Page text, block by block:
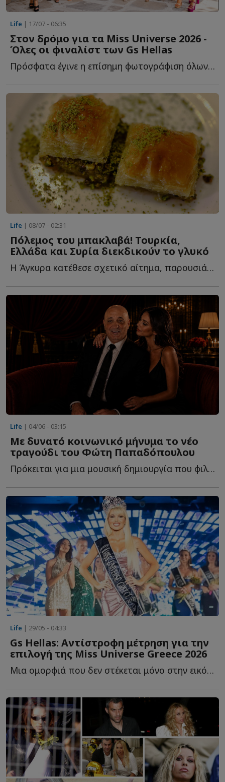
Life | 17/07 - 06:35
Στον δρόμο για τα Miss Universe 2026 -
Όλες οι φιναλίστ των Gs Hellas
Πρόσφατα έγινε η επίσημη φωτογράφιση όλων των φιναλίστ, μ...
Life | 08/07 - 02:31
Πόλεμος του μπακλαβά! Τουρκία,
Ελλάδα και Συρία διεκδικούν το γλυκό
Η Άγκυρα κατέθεσε σχετικό αίτημα, παρουσιάζοντας το γ...
Life | 04/06 - 03:15
Με δυνατό κοινωνικό μήνυμα το νέο
τραγούδι του Φώτη Παπαδόπουλου
Πρόκειται για μια μουσική δημιουργία που φιλοδοξεί ν...
Life | 29/05 - 04:33
Gs Hellas: Αντίστροφη μέτρηση για την
επιλογή της Miss Universe Greece 2026
Μια ομορφιά που δεν στέκεται μόνο στην εικόνα , που ε...